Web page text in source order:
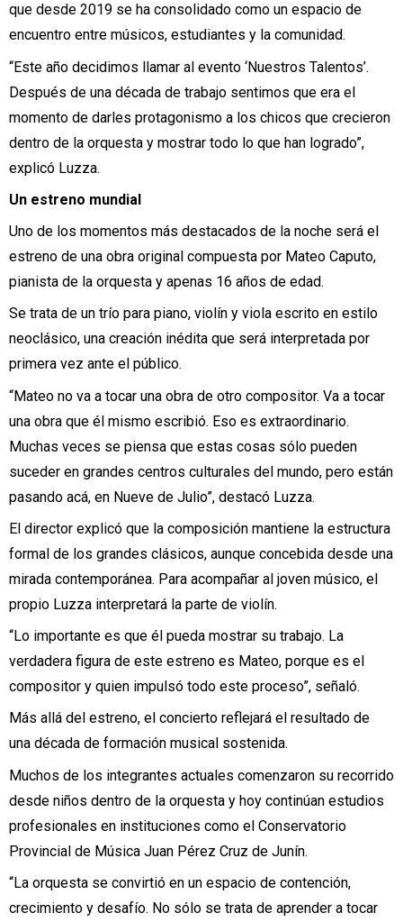
que desde 2019 se ha consolidado como un espacio de
encuentro entre músicos, estudiantes y la comunidad.
“Este año decidimos llamar al evento ‘Nuestros Talentos’.
Después de una década de trabajo sentimos que era el
momento de darles protagonismo a los chicos que crecieron
dentro de la orquesta y mostrar todo lo que han logrado”,
explicó Luzza.
Un estreno mundial
Uno de los momentos más destacados de la noche será el
estreno de una obra original compuesta por Mateo Caputo,
pianista de la orquesta y apenas 16 años de edad.
Se trata de un trío para piano, violín y viola escrito en estilo
neoclásico, una creación inédita que será interpretada por
primera vez ante el público.
“Mateo no va a tocar una obra de otro compositor. Va a tocar
una obra que él mismo escribió. Eso es extraordinario.
Muchas veces se piensa que estas cosas sólo pueden
suceder en grandes centros culturales del mundo, pero están
pasando acá, en Nueve de Julio”, destacó Luzza.
El director explicó que la composición mantiene la estructura
formal de los grandes clásicos, aunque concebida desde una
mirada contemporánea. Para acompañar al joven músico, el
propio Luzza interpretará la parte de violín.
“Lo importante es que él pueda mostrar su trabajo. La
verdadera figura de este estreno es Mateo, porque es el
compositor y quien impulsó todo este proceso”, señaló.
Más allá del estreno, el concierto reflejará el resultado de
una década de formación musical sostenida.
Muchos de los integrantes actuales comenzaron su recorrido
desde niños dentro de la orquesta y hoy continúan estudios
profesionales en instituciones como el Conservatorio
Provincial de Música Juan Pérez Cruz de Junín.
“La orquesta se convirtió en un espacio de contención,
crecimiento y desafío. No sólo se trata de aprender a tocar